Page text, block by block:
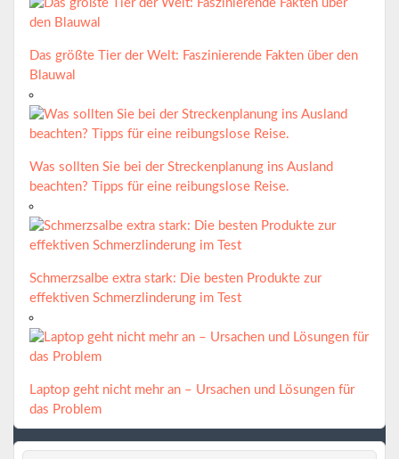
Das größte Tier der Welt: Faszinierende Fakten über den
Blauwal
Was sollten Sie bei der Streckenplanung ins Ausland
beachten? Tipps für eine reibungslose Reise.
Schmerzsalbe extra stark: Die besten Produkte zur
effektiven Schmerzlinderung im Test
Laptop geht nicht mehr an – Ursachen und Lösungen für
das Problem